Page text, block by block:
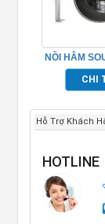
NỒI HÂM
LÍT
CHI
Hỗ Trợ Khách
HOTLINE